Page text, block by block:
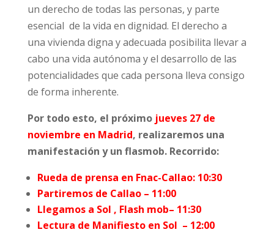
un derecho de todas las personas, y parte
esencial de la vida en dignidad. El derecho a
una vivienda digna y adecuada posibilita llevar a
cabo una vida autónoma y el desarrollo de las
potencialidades que cada persona lleva consigo
de forma inherente.
Por todo esto, el próximo jueves 27 de
noviembre en Madrid, realizaremos una
manifestación y un flasmob. Recorrido:
Rueda de prensa en Fnac-Callao: 10:30
Partiremos de Callao – 11:00
Llegamos a Sol , Flash mob– 11:30
Lectura de Manifiesto en Sol – 12:00